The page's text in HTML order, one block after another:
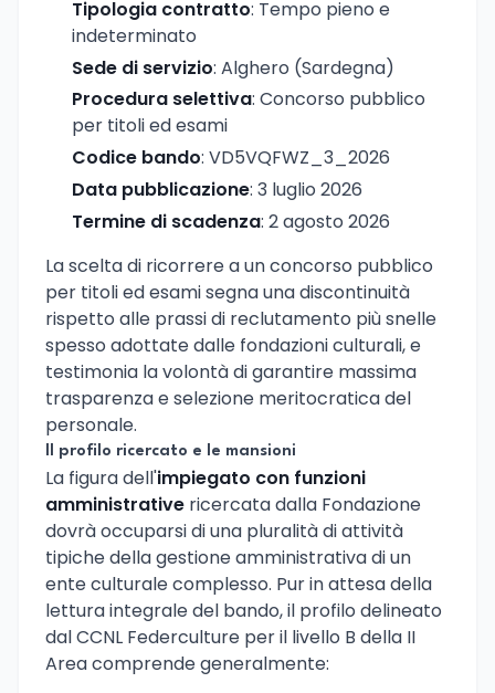
Tipologia contratto: Tempo pieno e
indeterminato
Sede di servizio: Alghero (Sardegna)
Procedura selettiva: Concorso pubblico
per titoli ed esami
Codice bando: VD5VQFWZ_3_2026
Data pubblicazione: 3 luglio 2026
Termine di scadenza: 2 agosto 2026
La scelta di ricorrere a un concorso pubblico
per titoli ed esami segna una discontinuità
rispetto alle prassi di reclutamento più snelle
spesso adottate dalle fondazioni culturali, e
testimonia la volontà di garantire massima
trasparenza e selezione meritocratica del
personale.
Il profilo ricercato e le mansioni
La figura dell'impiegato con funzioni
amministrative ricercata dalla Fondazione
dovrà occuparsi di una pluralità di attività
tipiche della gestione amministrativa di un
ente culturale complesso. Pur in attesa della
lettura integrale del bando, il profilo delineato
dal CCNL Federculture per il livello B della II
Area comprende generalmente: